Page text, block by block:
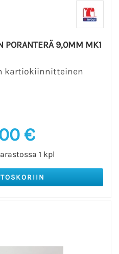
PORANTERÄ 9,0MM MK1
kartiokiinnitteinen
€
1 kpl